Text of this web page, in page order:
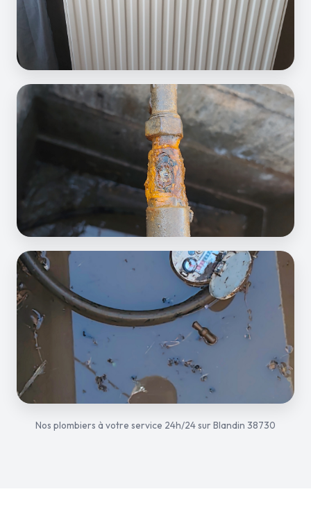
Nos plombiers à votre service 24h/24 sur Blandin 38730